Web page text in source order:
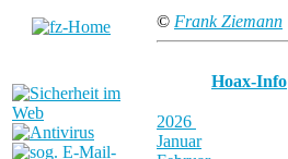
© Frank Ziemann
Hoax-Info
2026
Januar